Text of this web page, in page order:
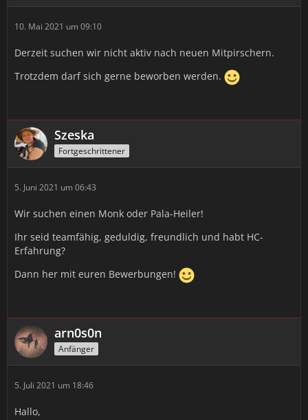
10. Mai 2021 um 09:10
Derzeit suchen wir nicht aktiv nach neuen Mitpirschern.
Trotzdem darf sich gerne beworben werden.
Szeska
Fortgeschrittener
5. Juni 2021 um 06:43
Wir suchen einen Monk oder Pala-Heiler!
Ihr seid teamfähig, geduldig, freundlich und habt HC-
Erfahrung?
Dann her mit euren Bewerbungen!
arn0s0n
Anfänger
5. Juli 2021 um 18:46
Hallo,